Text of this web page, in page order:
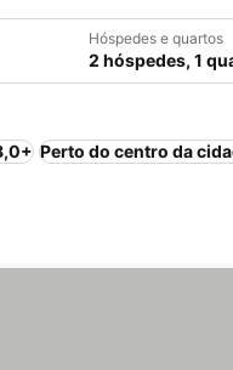
Hóspedes e quartos
2 hóspedes, 1
Perto do centro da